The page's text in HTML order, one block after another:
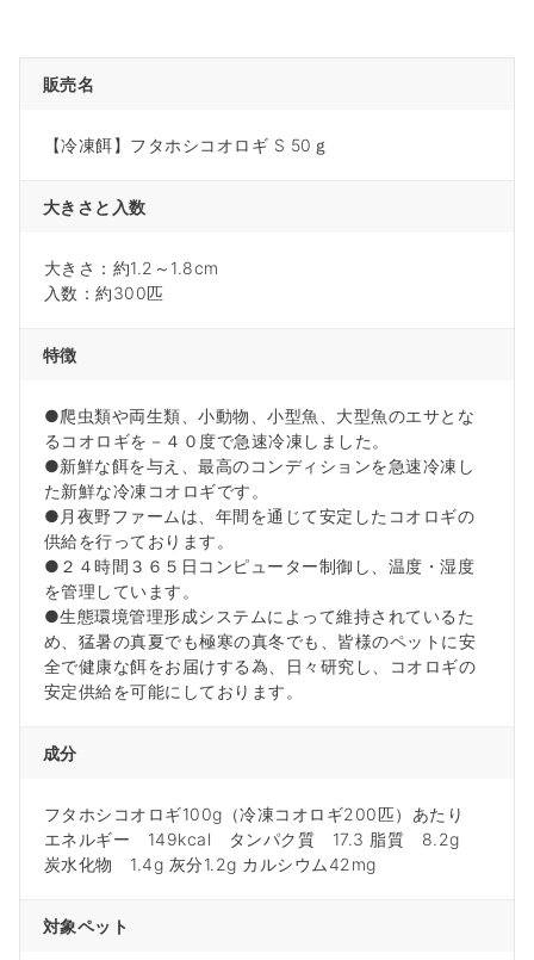
販売名
【冷凍餌】フタホシコオロギ S 50ｇ
大きさと入数
大きさ：約1.2～1.8cm
入数：約300匹
特徴
●爬虫類や両生類、小動物、小型魚、大型魚のエサとな
るコオロギを－４０度で急速冷凍しました。
●新鮮な餌を与え、最高のコンディションを急速冷凍し
た新鮮な冷凍コオロギです。
●月夜野ファームは、年間を通じて安定したコオロギの
供給を行っております。
●２４時間３６５日コンピューター制御し、温度・湿度
を管理しています。
●生態環境管理形成システムによって維持されているた
め、猛暑の真夏でも極寒の真冬でも、皆様のペットに安
全で健康な餌をお届けする為、日々研究し、コオロギの
安定供給を可能にしております。
成分
フタホシコオロギ100g（冷凍コオロギ200匹）あたり
エネルギー 149kcal タンパク質 17.3 脂質 8.2g
炭水化物 1.4g 灰分1.2g カルシウム42mg
対象ペット